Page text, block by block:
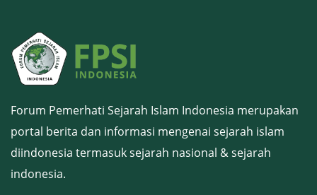
Forum Pemerhati Sejarah Islam Indonesia merupakan
portal berita dan informasi mengenai sejarah islam
diindonesia termasuk sejarah nasional & sejarah
indonesia.